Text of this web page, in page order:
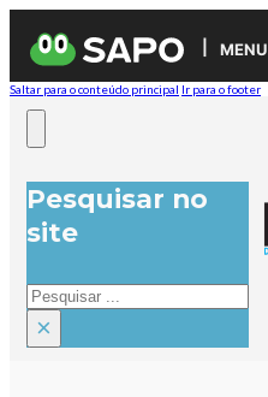
MENU
Saltar para o conteúdo principal Ir para o footer
Pesquisar no
site
Pesquisar
×